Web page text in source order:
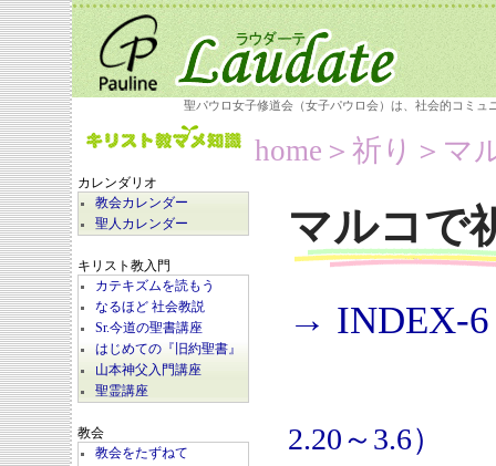
聖パウロ女子修道会（女子パウロ会）は、社会的コミ
カレンダリオ
教会カレンダー
聖人カレンダー
キリスト教入門
カテキズムを読もう
なるほど 社会教説
Sr.今道の聖書講座
はじめての『旧約聖書』
山本神父入門講座
聖霊講座
教会
教会をたずねて
home ＞祈り＞ マ
マルコで
→ INDEX-6
2.20～3.6）